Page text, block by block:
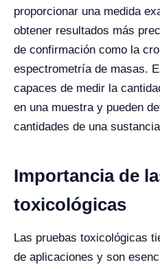
proporcionar una medida
obtener resultados más
de confirmación como la
espectrometría de masas.
capaces de medir la
en una muestra y pueden
cantidades de una
Importancia de
toxicológicas
Las pruebas toxicológicas
de aplicaciones y son